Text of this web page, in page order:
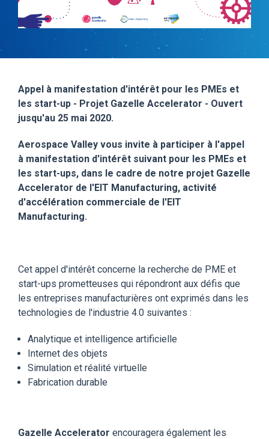
Appel à manifestation d'intérêt pour les PMEs et
les start-up - Projet Gazelle Accelerator - Ouvert
jusqu'au 25 mai 2020.
Aerospace Valley vous invite à participer à l'appel
à manifestation d'intérêt suivant pour les PMEs et
les start-ups, dans le cadre de notre projet Gazelle
Accelerator de l'EIT Manufacturing, activité
d'accélération commerciale de l'EIT
Manufacturing.
Cet appel d'intérêt concerne la recherche de PME et
start-ups prometteuses qui répondront aux défis que
les entreprises manufacturières ont exprimés dans les
technologies de l'industrie 4.0 suivantes :
Analytique et intelligence artificielle
Internet des objets
Simulation et réalité virtuelle
Fabrication durable
Gazelle Accelerator encouragera également les